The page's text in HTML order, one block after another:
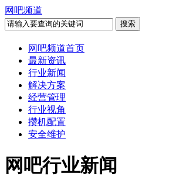
网吧频道
网吧频道首页
最新资讯
行业新闻
解决方案
经营管理
行业视角
攒机配置
安全维护
网吧行业新闻